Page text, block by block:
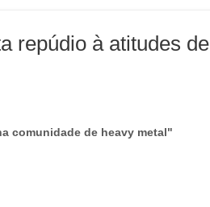
repúdio à atitudes de
comunidade de heavy metal"